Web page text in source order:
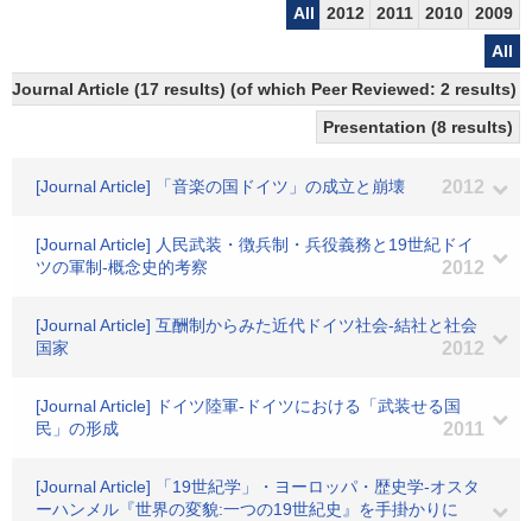
All 2012 2011 2010
2009
All
Journal Article (17 results) (of which Peer Reviewed: 2 results)
Presentation (8 results)
[Journal Article] 「音楽の国ドイツ」の成立と崩壊 2012
[Journal Article] 人民武装・徴兵制・兵役義務と19世紀ドイ
ツの軍制-概念史的考察
2012
[Journal Article] 互酬制からみた近代ドイツ社会-結社と社会
国家
2012
[Journal Article] ドイツ陸軍-ドイツにおける「武装せる国
民」の形成
2011
[Journal Article] 「19世紀学」・ヨーロッパ・歴史学-オスタ
ーハンメル『世界の変貌:一つの19世紀史』を手掛かりに